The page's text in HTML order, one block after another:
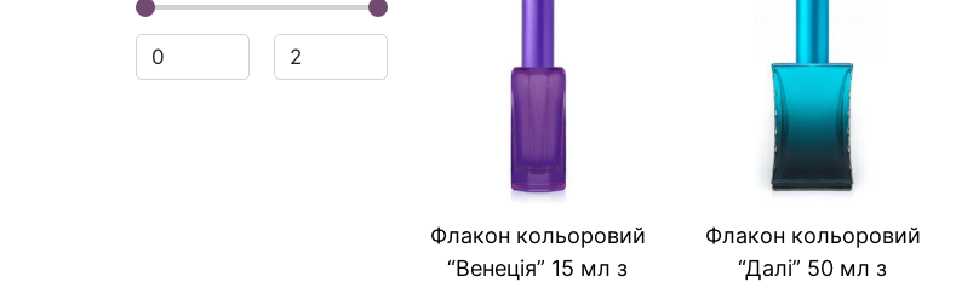
Флакон кольоровий
“Венеція” 15 мл з
Флакон кольоровий
“Далі” 50 мл з